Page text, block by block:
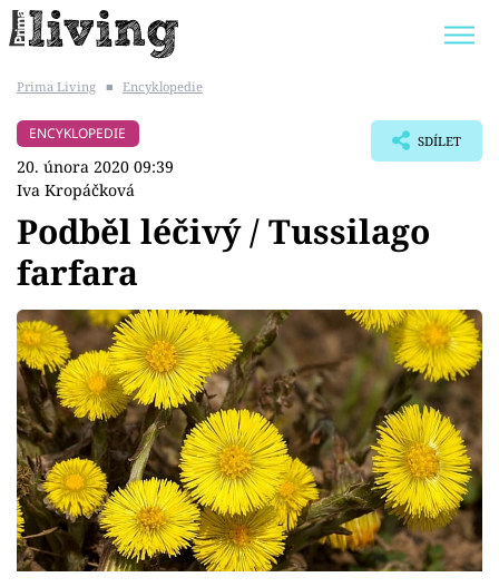
BYDLENÍ SLAVNÝCH
Témata
Bydlení
Zahrada
Design
Sledujte prima+
Přihlášení
Prima Living ■ Encyklopedie
ENCYKLOPEDIE
20. února 2020 09:39
Iva Kropáčková
SDÍLET
Podběl léčivý / Tussilago
farfara